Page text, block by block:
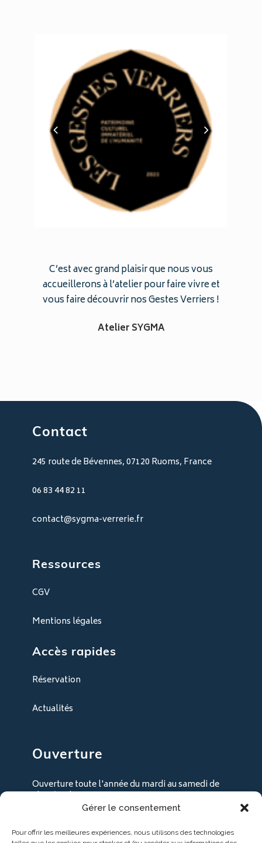
Gérer le consentement
Pour offrir les meilleures expériences, nous utilisons des technologies
C’est avec grand plaisir que nous vous
accueillerons à l’atelier pour faire vivre et
vous faire découvrir nos Gestes Verriers !
Atelier SYGMA
Contact
245 route de Bévennes, 07120 Ruoms, France
06 83 44 82 11
contact@sygma-verrerie.fr
Ressources
CGV
Mentions légales
Accès rapides
Réservation
Actualités
Ouverture
Ouverture toute l'année du mardi au samedi de
9h30 à 18h30